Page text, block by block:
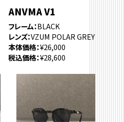
ANVMA V1
フレーム BLACK
レンズ VZUM POLAR GREY
本体価格 ¥26,000
税込価格 ¥28,600